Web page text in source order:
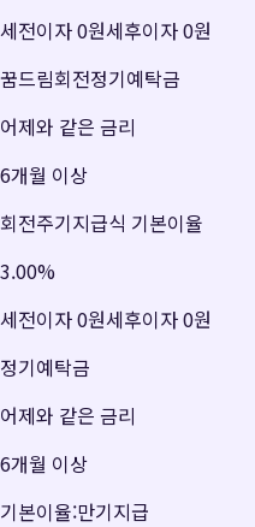
세전이자0원세후이자0원
꿈드림회전정기예탁금
어제와 같은 금리
6개월 이상
회전주기지급식 기본이율
3.00%
세전이자0원세후이자0원
정기예탁금
어제와 같은 금리
6개월 이상
기본이율:만기지급